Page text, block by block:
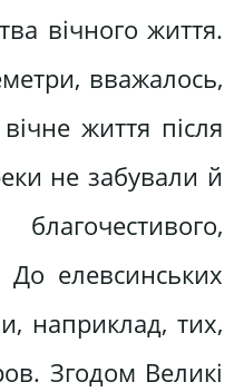
вічного життя.
вважалось,
життя після
не забували й
До елевсинських
наприклад, тих,
Згодом Великі